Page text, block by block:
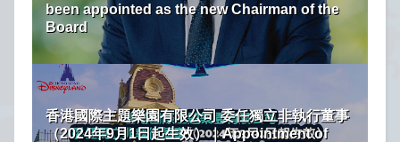
been appointed as the new Chairman of the
Board
香港國際主題樂園有限公司 委任獨立非執行董事
（2024年9月1日起生效）｜Appointment of